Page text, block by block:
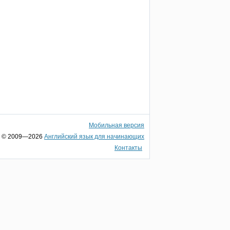
Мобильная версия
© 2009—2026 Английский язык для начинающих
Контакты